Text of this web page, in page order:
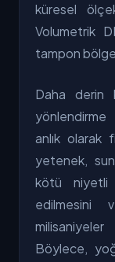
küresel
Volumetrik
tampon
Daha derin
yönlendirme
anlık olarak
yetenek,
kötü niyetli
edilmesini
Böylece,